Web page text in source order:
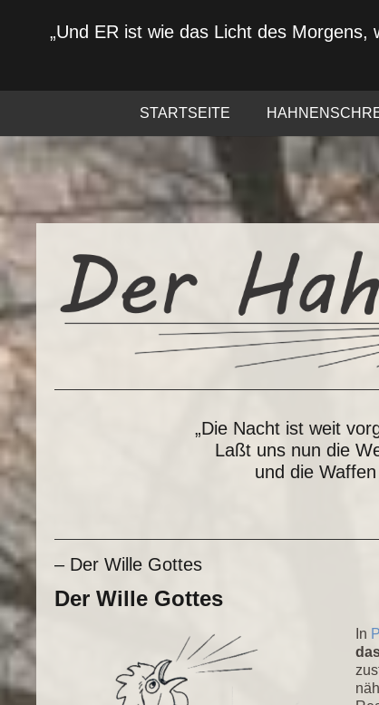
„Und ER ist wie das Licht des
STARTSEITE
„Die Nacht ist weit
Laßt uns nun die
und die
– Der Wille Gottes
Der Wille Gottes
In